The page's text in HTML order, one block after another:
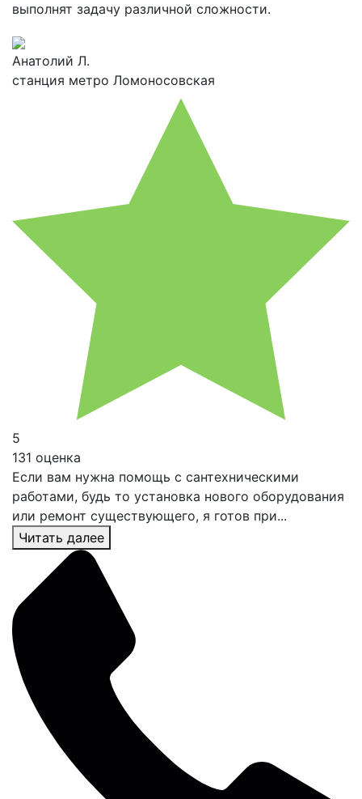
выполнят задачу различной сложности.
Анатолий Л.
станция метро Ломоносовская
5
131 оценка
Если вам нужна помощь с сантехническими
работами, будь то установка нового оборудования
или ремонт существующего, я готов при...
Читать далее